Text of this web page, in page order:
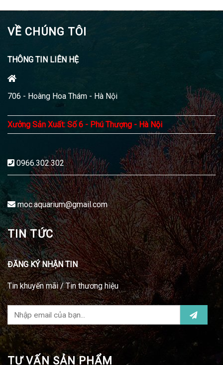
VỀ CHÚNG TÔI
THÔNG TIN LIÊN HỆ
706 - Hoàng Hoa Thám - Hà Nội
Xưởng Sản Xuất: Số 6 - Phú Thượng - Hà Nội
0966.302.302
moc.aquarium@gmail.com
TIN TỨC
ĐĂNG KÝ NHẬN TIN
Tin khuyến mãi / Tin thương hiệu
TƯ VẤN SẢN PHẨM